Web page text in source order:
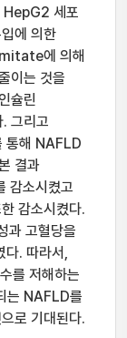
HepG2 세포
에 의한
에 의해
이는 것을
슐린
그리고
통해 NAFLD
결과
감소시켰고
감소시켰다.
과 고혈당을
다. 따라서,
를 저해하는
는 NAFLD를
로 기대된다.